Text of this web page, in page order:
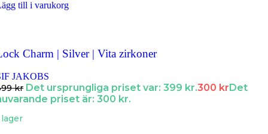
till i varukorg
Charm | Silver | Vita zirkoner
JAKOBS
kr Det ursprungliga priset var: 399 kr.300 kr Det
priset är: 300 kr.